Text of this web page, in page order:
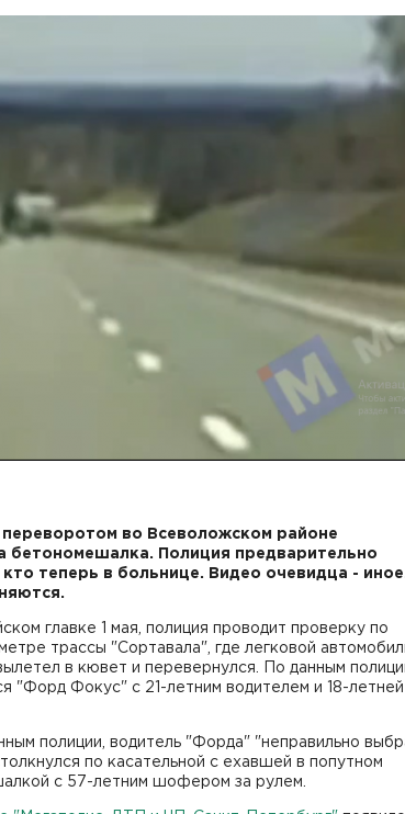
во Всеволожском районе
бетономешалка. Полиция предварительно
теперь в больнице. Видео очевидца -
главке 1 мая, полиция проводит проверку по
трассы "Сортавала", где легковой
в кювет и перевернулся. По данным
"Форд Фокус" с 21-летним водителем и 18-летней
полиции, водитель "Форда" "неправильно
по касательной с ехавшей в попутном
с 57-летним шофером за рулем.